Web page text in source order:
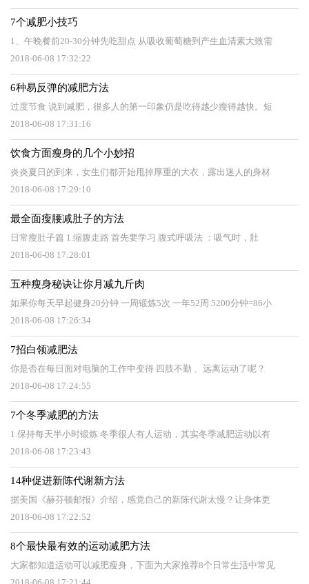
7个减肥小技巧
1、午晚餐前20-30分钟先吃甜点 从吸收葡萄糖到产生血清素大致需
2018-06-08 17:32:22
6种易反弹的减肥方法
过度节食 说到减肥，很多人的第一印象仍是吃得越少瘦得越快。短
2018-06-08 17:31:16
饮食方面瘦身的几个小妙招
炎炎夏日的到来，女生们都开始甩掉厚重的大衣，露出迷人的身材
2018-06-08 17:29:10
最全面瘦腰减肚子的方法
日常瘦肚子篇 1.缩腹走路 首先要学习 腹式呼吸法 ：吸气时，肚
2018-06-08 17:28:01
五种瘦身秘诀让你月减九斤肉
如果你每天早起健身20分钟 一周锻炼5次 一年52周 5200分钟=86小
2018-06-08 17:26:34
7招白领减肥法
你是否在每日面对电脑的工作中变得 四肢不勤 、远离运动了呢？
2018-06-08 17:24:55
7个冬季减肥的方法
1.保持每天半小时锻炼 冬季很人有人运动，其实冬季减肥运动以有
2018-06-08 17:23:43
14种促进新陈代谢新方法
据美国《赫芬顿邮报》介绍，感觉自己的新陈代谢太慢？让身体更
2018-06-08 17:22:52
8个最快最有效的运动减肥方法
大家都知道运动可以减肥瘦身，下面为大家推荐8个日常生活中常见